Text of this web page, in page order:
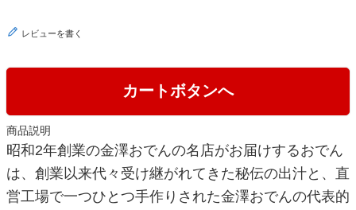
カートボタンへ
商品説明
昭和2年創業の金澤おでんの名店がお届けするおでん
は、創業以来代々受け継がれてきた秘伝の出汁と、直
営工場で一つひとつ手作りされた金澤おでんの代表的
レビューを書く